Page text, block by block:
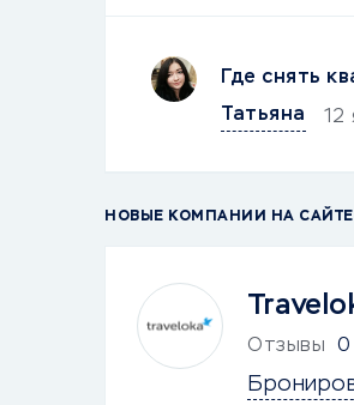
Где снять
Татьяна
12
НОВЫЕ КОМПАНИИ НА САЙТЕ
Отзывы 0